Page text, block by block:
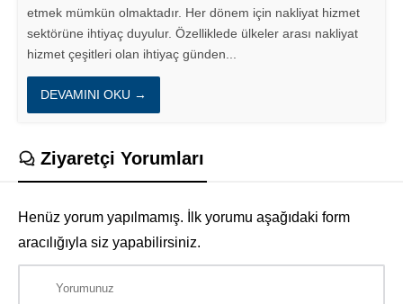
etmek mümkün olmaktadır. Her dönem için nakliyat hizmet
sektörüne ihtiyaç duyulur. Özelliklede ülkeler arası nakliyat
hizmet çeşitleri olan ihtiyaç günden...
DEVAMINI OKU →
Ziyaretçi Yorumları
Henüz yorum yapılmamış. İlk yorumu aşağıdaki form
aracılığıyla siz yapabilirsiniz.